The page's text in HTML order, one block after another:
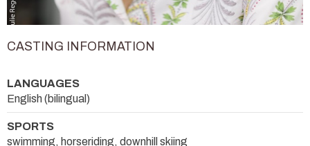
CASTING INFORMATION
LANGUAGES
English (bilingual)
SPORTS
swimming, horseriding, downhill skiing